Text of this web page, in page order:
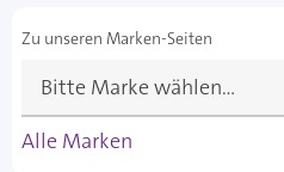
Zu unseren Marken-Seiten
Alle Marken